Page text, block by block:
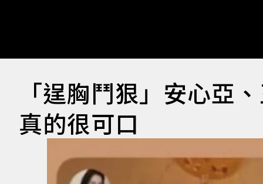
「逞胸鬥狠」安心亞
真的很可口